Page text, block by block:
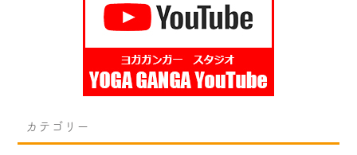
カテゴリー